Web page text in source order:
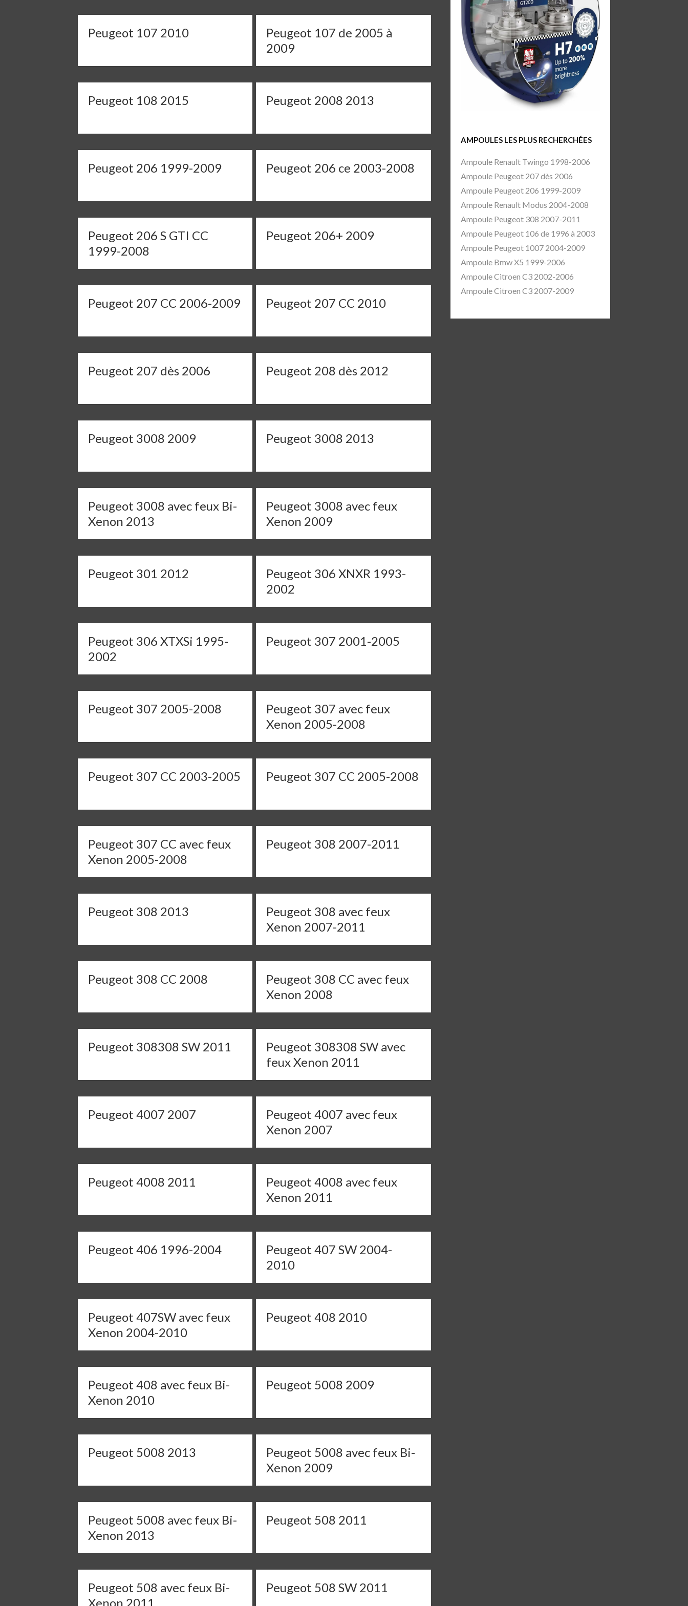
Peugeot 107 2010
Peugeot 107 de 2005 à
2009
Peugeot 108 2015 Peugeot 2008 2013
Peugeot 206 1999-2009 Peugeot 206 ce 2003-2008
Peugeot 206 S GTI CC
1999-2008
Peugeot 206+ 2009
Peugeot 207 CC 2006-2009 Peugeot 207 CC 2010
Peugeot 207 dès 2006 Peugeot 208 dès 2012
Peugeot 3008 2009 Peugeot 3008 2013
Peugeot 3008 avec feux Bi-
Xenon 2013
Peugeot 3008 avec feux
Xenon 2009
Peugeot 301 2012
Peugeot 306 XNXR 1993-
2002
Peugeot 306 XTXSi 1995-
2002
Peugeot 307 2001-2005
Peugeot 307 2005-2008
Peugeot 307 avec feux
Xenon 2005-2008
Peugeot 307 CC 2003-2005 Peugeot 307 CC 2005-2008
Peugeot 307 CC avec feux
Xenon 2005-2008
Peugeot 308 2007-2011
Peugeot 308 2013
Peugeot 308 avec feux
Xenon 2007-2011
Peugeot 308 CC 2008
Peugeot 308 CC avec feux
Xenon 2008
Peugeot 308308 SW 2011
Peugeot 308308 SW avec
feux Xenon 2011
Peugeot 4007 2007
Peugeot 4007 avec feux
Xenon 2007
Peugeot 4008 2011
Peugeot 4008 avec feux
Xenon 2011
Peugeot 406 1996-2004
Peugeot 407 SW 2004-
2010
Peugeot 407SW avec feux
Xenon 2004-2010
Peugeot 408 2010
Peugeot 408 avec feux Bi-
Xenon 2010
Peugeot 5008 2009
Peugeot 5008 2013
Peugeot 5008 avec feux Bi-
Xenon 2009
Peugeot 5008 avec feux Bi-
Xenon 2013
Peugeot 508 2011
Peugeot 508 avec feux Bi-
Xenon 2011
Peugeot 508 SW 2011
AMPOULES LES PLUS RECHERCHÉES
Ampoule Renault Twingo 1998-2006
Ampoule Peugeot 207 dès 2006
Ampoule Peugeot 206 1999-2009
Ampoule Renault Modus 2004-2008
Ampoule Peugeot 308 2007-2011
Ampoule Peugeot 106 de 1996 à 2003
Ampoule Peugeot 1007 2004-2009
Ampoule Bmw X5 1999-2006
Ampoule Citroen C3 2002-2006
Ampoule Citroen C3 2007-2009